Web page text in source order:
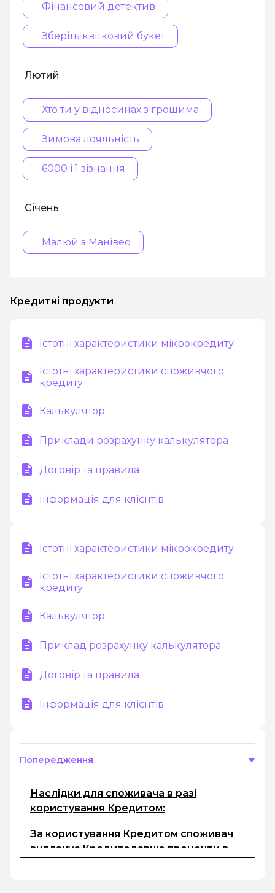
Фінансовий детектив
Зберіть квітковий букет
Лютий
Хто ти у відносинах з грошима
Зимова лояльність
6000 і 1 зізнання
Січень
Малюй з Манівео
Кредитні продукти
Істотні характеристики мікрокредиту
Істотні характеристики споживчого
кредиту
Калькулятор
Приклади розрахунку калькулятора
Договір та правила
Інформація для клієнтів
Істотні характеристики мікрокредиту
Істотні характеристики споживчого
кредиту
Калькулятор
Приклад розрахунку калькулятора
Договір та правила
Інформація для клієнтів
Попередження
Наслідки для споживача в разі
користування Кредитом:
За користування Кредитом споживач
виплачує Кредитодавцю проценти в